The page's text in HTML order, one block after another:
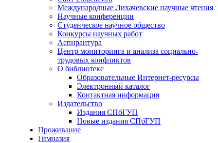
Международные Лихачевские научные чтения
Научные конференции
Студенческое научное общество
Конкурсы научных работ
Аспирантура
Центр мониторинга и анализа социально-
трудовых конфликтов
О библиотеке
Образовательные Интернет-ресурсы
Электронный каталог
Контактная информация
Издательство
Издания СПбГУП
Новые издания СПбГУП
Проживание
Гимназия